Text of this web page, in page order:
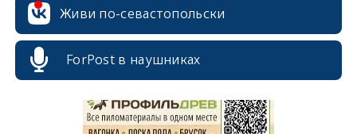
Живи по-севастопольски
ForPost в наушниках